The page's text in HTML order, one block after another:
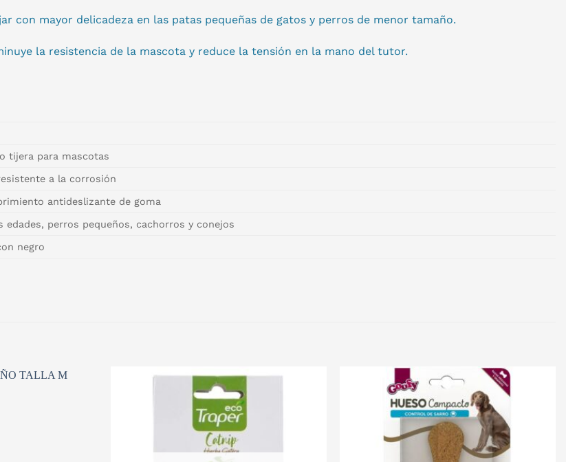
con mayor delicadeza en las patas pequeñas de gatos y perros de menor tamaño.
la resistencia de la mascota y reduce la tensión en la mano del tutor.
tijera para mascotas
a la corrosión
antideslizante de goma
edades, perros pequeños, cachorros y conejos
negro